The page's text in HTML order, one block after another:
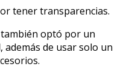
tener transparencias.
optó por un
de usar solo un